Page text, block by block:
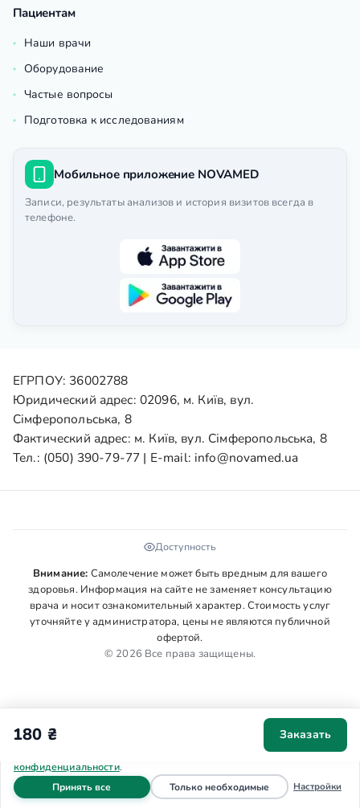
Главная Запись Звонок
180 ₴ Заказать
Пациентам
Наши врачи
Оборудование
Частые вопросы
Подготовка к исследованиям
Мобильное приложение NOVAMED
Записи, результаты анализов и история визитов всегда в
телефоне.
ЕГРПОУ: 36002788
Юридический адрес: 02096, м. Київ, вул.
Сімферопольська, 8
Фактический адрес: м. Київ, вул. Сімферопольська, 8
Тел.: (050) 390-79-77 | E-mail: info@novamed.ua
Доступность
Внимание: Самолечение может быть вредным для вашего
здоровья. Информация на сайте не заменяет консультацию
врача и носит ознакомительный характер. Стоимость услуг
уточняйте у администратора, цены не являются публичной
офертой.
© 2026 Все права защищены.
Мы используем cookies для аналитики и персонализации. Ваше
согласие поможет сделать сайт удобнее. Подробнее вПолитике
конфиденциальности.
Принять всефайлы cookieТолько необходимыефайлы cookie
Настройки